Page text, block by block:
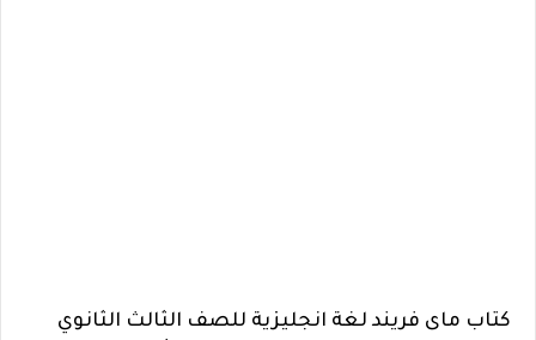
كتاب ماى فريند لغة انجليزية للصف الثالث الثانوي